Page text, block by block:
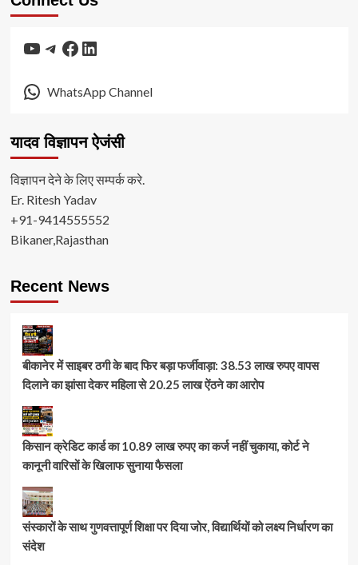
YouTube
Telegram
Facebook
LinkedIn
WhatsApp Channel
यादव विज्ञापन ऐजंसी
विज्ञापन देने के लिए सम्पर्क करे.
Er. Ritesh Yadav
+91-9414555552
Bikaner,Rajasthan
Recent News
बीकानेर में साइबर ठगी के बाद फिर बड़ा फर्जीवाड़ा: 38.53 लाख रुपए वापस
दिलाने का झांसा देकर महिला से 20.25 लाख ऐंठने का आरोप
किसान क्रेडिट कार्ड का 10.89 लाख रुपए का कर्ज नहीं चुकाया, कोर्ट ने
कानूनी वारिसों के खिलाफ सुनाया फैसला
संस्कारों के साथ गुणवत्तापूर्ण शिक्षा पर दिया जोर, विद्यार्थियों को लक्ष्य निर्धारण का
संदेश